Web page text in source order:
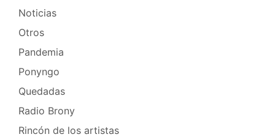
Noticias
Otros
Pandemia
Ponyngo
Quedadas
Radio Brony
Rincón de los artistas